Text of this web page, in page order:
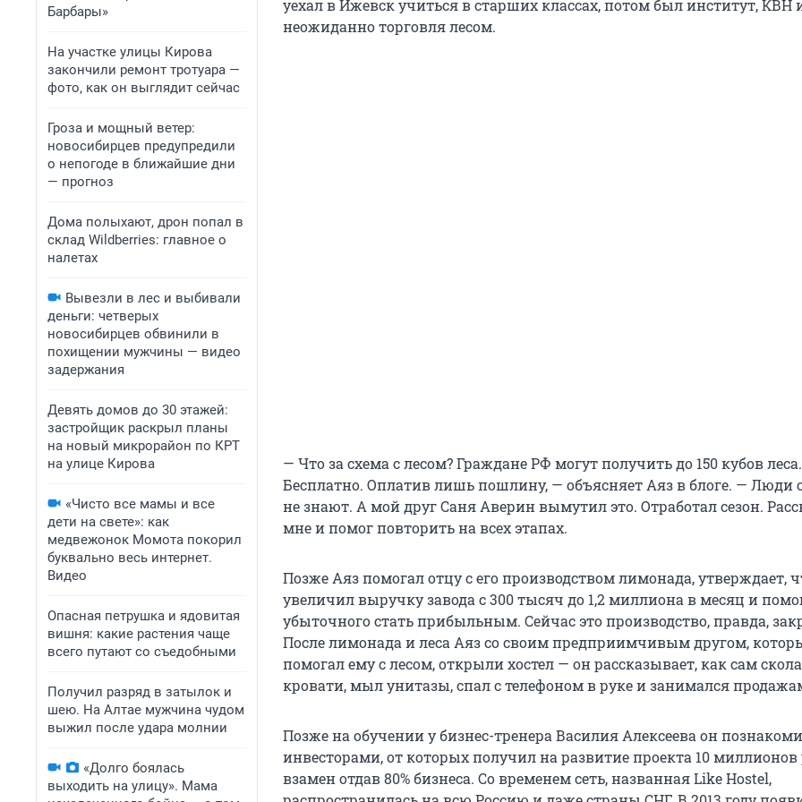
Барбары»
На участке улицы Кирова
закончили ремонт тротуара —
фото, как он выглядит сейчас
Гроза и мощный ветер:
новосибирцев предупредили
о непогоде в ближайшие дни
— прогноз
Дома полыхают, дрон попал в
склад Wildberries: главное о
налетах
Вывезли в лес и выбивали
деньги: четверых
новосибирцев обвинили в
похищении мужчины — видео
задержания
Девять домов до 30 этажей:
застройщик раскрыл планы
на новый микрорайон по КРТ
на улице Кирова
«Чисто все мамы и все
дети на свете»: как
медвежонок Момота покорил
буквально весь интернет.
Видео
Опасная петрушка и ядовитая
вишня: какие растения чаще
всего путают со съедобными
Получил разряд в затылок и
шею. На Алтае мужчина чудом
выжил после удара молнии
«Долго боялась
выходить на улицу». Мама
уехал в Ижевск учиться в старших классах, потом был институт, КВН
неожиданно торговля лесом.
— Что за схема с лесом? Граждане РФ могут получить до 150 кубов леса.
Бесплатно. Оплатив лишь пошлину, — объясняет Аяз в блоге. — Люди
не знают. А мой друг Саня Аверин вымутил это. Отработал сезон.
мне и помог повторить на всех этапах.
Позже Аяз помогал отцу с его производством лимонада, утверждает,
увеличил выручку завода с 300 тысяч до 1,2 миллиона в месяц и
убыточного стать прибыльным. Сейчас это производство, правда,
После лимонада и леса Аяз со своим предприимчивым другом,
помогал ему с лесом, открыли хостел — он рассказывает, как сам
кровати, мыл унитазы, спал с телефоном в руке и занимался
Позже на обучении у бизнес-тренера Василия Алексеева он
инвесторами, от которых получил на развитие проекта 10 миллионов
взамен отдав 80% бизнеса. Со временем сеть, названная Like Hostel,